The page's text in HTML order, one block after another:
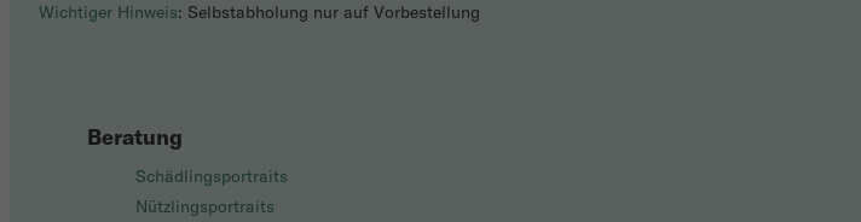
Beratung
Schädlingsportraits
Nützlingsportraits
Wichtiger Hinweis: Selbstabholung nur auf Vorbestellung